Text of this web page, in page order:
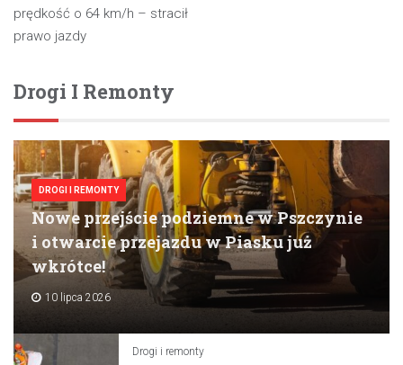
prędkość o 64 km/h – stracił
prawo jazdy
Drogi I Remonty
DROGI I REMONTY
Nowe przejście podziemne w Pszczynie
i otwarcie przejazdu w Piasku już
wkrótce!
10 lipca 2026
Drogi i remonty